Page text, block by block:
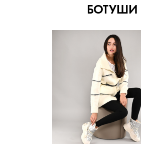
БОТУШИ